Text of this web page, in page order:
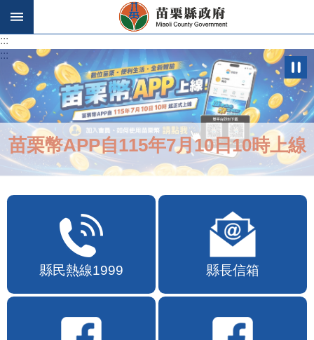
跳到主要內容區塊
:::
:::
苗栗幣APP自115年7月10日10時上線
縣民熱線1999 縣長信箱